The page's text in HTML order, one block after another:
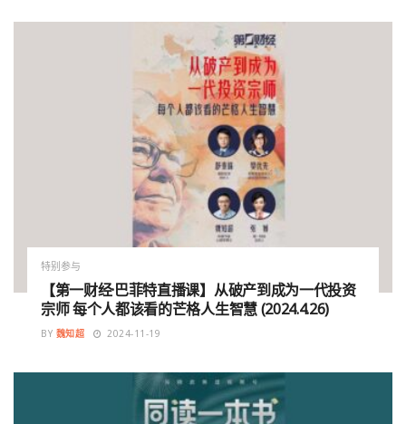
特别参与
【第一财经·巴菲特直播课】从破产到成为一代投资
宗师 每个人都该看的芒格人生智慧 (2024.4.26)
BY 魏知超 2024-11-19